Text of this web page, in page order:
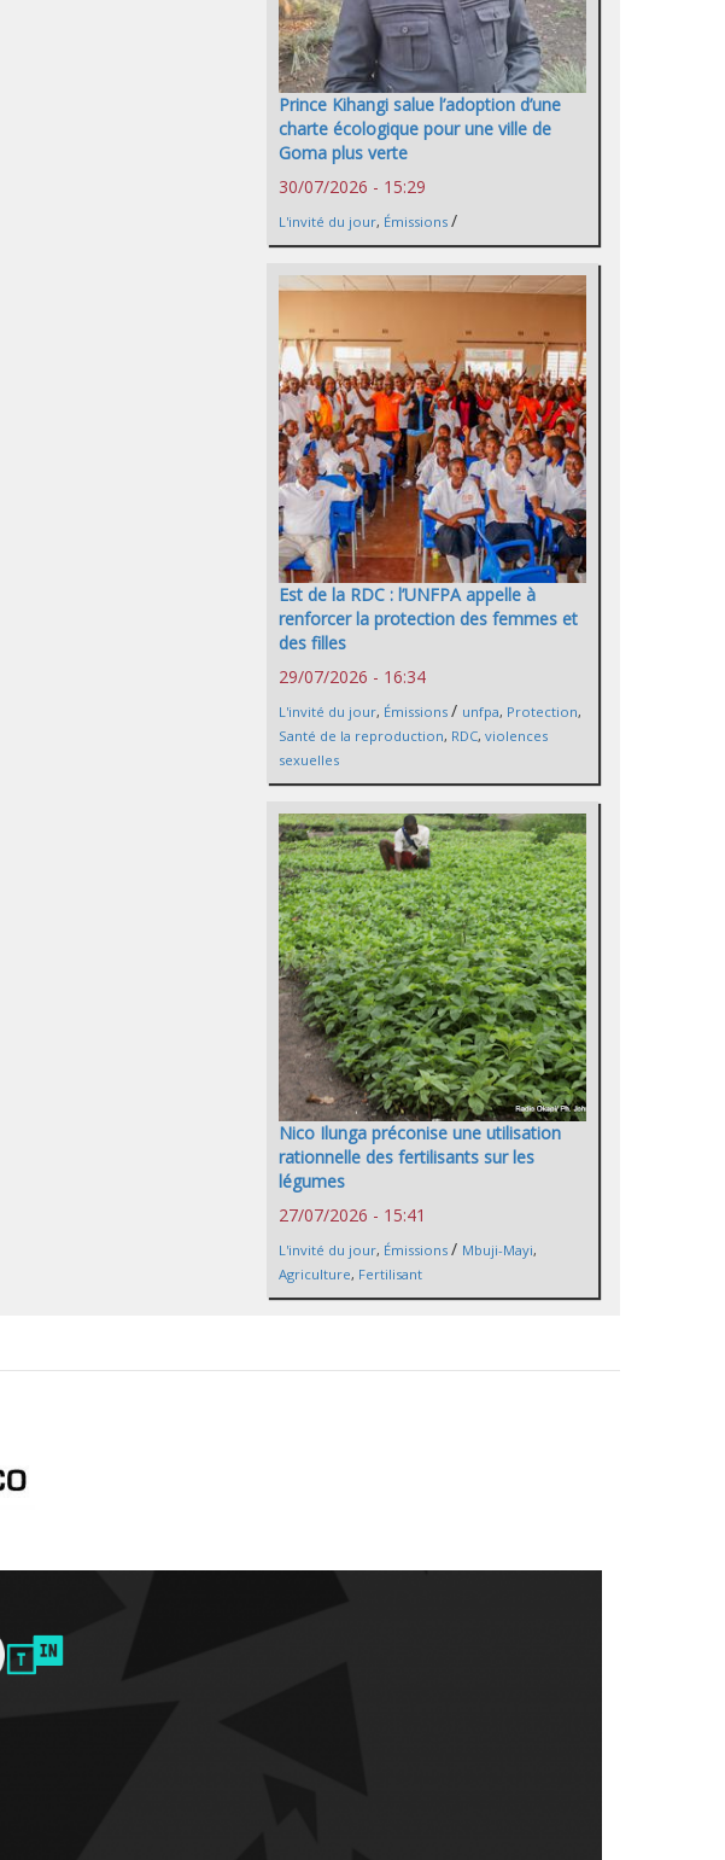
Prince Kihangi salue l’adoption d’une
charte écologique pour une ville de
Goma plus verte
30/07/2026 - 15:29
L'invité du jour, Émissions /
Est de la RDC : l’UNFPA appelle à
renforcer la protection des femmes et
des filles
29/07/2026 - 16:34
L'invité du jour, Émissions / unfpa, Protection,
Santé de la reproduction, RDC, violences
sexuelles
Nico Ilunga préconise une utilisation
rationnelle des fertilisants sur les
légumes
27/07/2026 - 15:41
L'invité du jour, Émissions / Mbuji-Mayi,
Agriculture, Fertilisant